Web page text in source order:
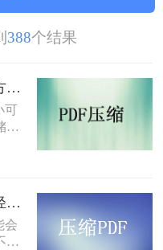
388个结果
pdf压缩文件怎么压缩？三种方法助你轻松实现文件大小优化！
可
空
pdf文件太大如何压缩？三招轻松压缩，让存储和传输更高效！
会